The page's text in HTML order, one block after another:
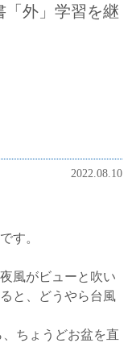
「外」学習を継
2022.08.10
す。
風がビューと吹い
と、どうやら台風
ちょうどお盆を直